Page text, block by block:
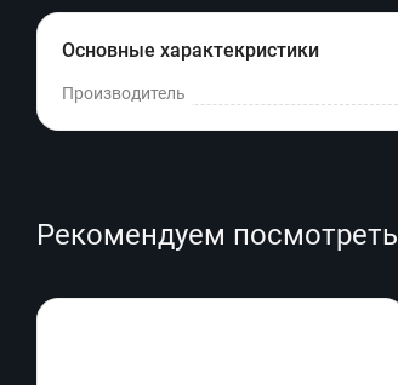
Основные характекристики
Производитель
Рекомендуем посмотреть